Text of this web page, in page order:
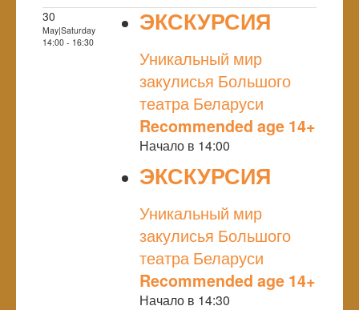
30
May|Saturday
14:00 - 16:30
ЭКСКУРСИЯ
Уникальный мир
закулисья Большого
театра Беларуси
Recommended age 14+
Начало в 14:00
ЭКСКУРСИЯ
Уникальный мир
закулисья Большого
театра Беларуси
Recommended age 14+
Начало в 14:30